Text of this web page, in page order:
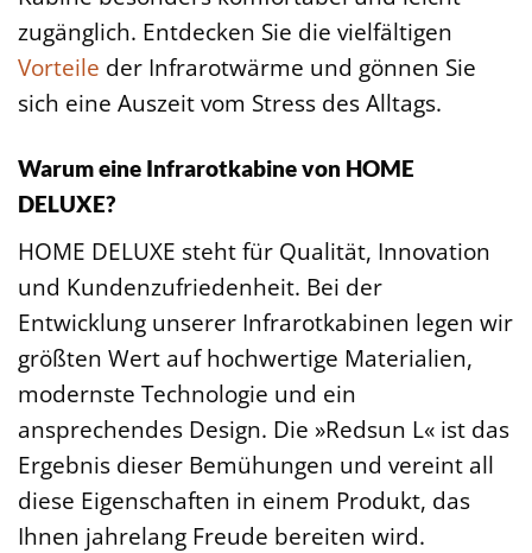
zugänglich. Entdecken Sie die vielfältigen
Vorteile der Infrarotwärme und gönnen Sie
sich eine Auszeit vom Stress des Alltags.
Warum eine Infrarotkabine von HOME
DELUXE?
HOME DELUXE steht für Qualität, Innovation
und Kundenzufriedenheit. Bei der
Entwicklung unserer Infrarotkabinen legen wir
größten Wert auf hochwertige Materialien,
modernste Technologie und ein
ansprechendes Design. Die »Redsun L« ist das
Ergebnis dieser Bemühungen und vereint all
diese Eigenschaften in einem Produkt, das
Ihnen jahrelang Freude bereiten wird.